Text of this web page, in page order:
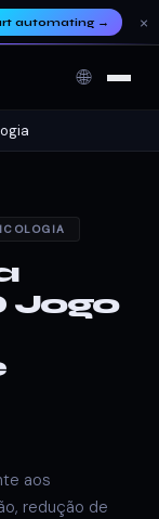
automating→ ×
🌐
Jogo
aos
redução de